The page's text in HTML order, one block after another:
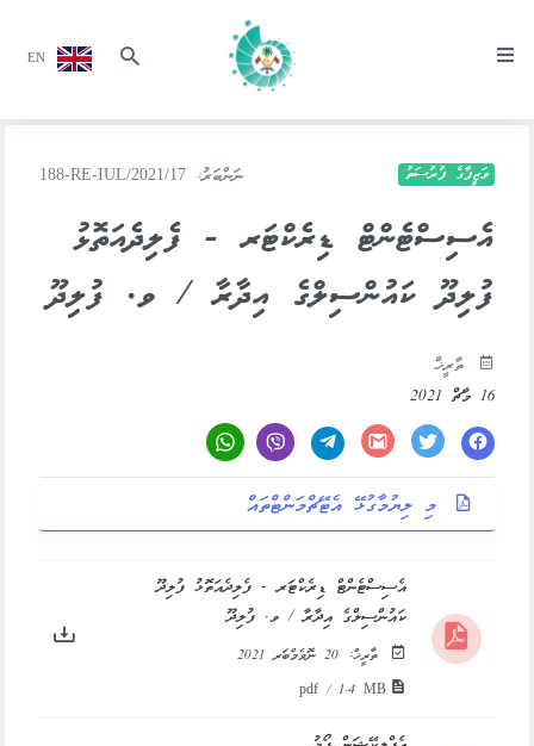
EN
ވަޒީފާގެ ފުރުސަތު ނަންބަރު: 188-RE-IUL/2021/17
އެސިސްޓެންޓް ޑިރެކްޓަރ - ފެލިދެއަތޮޅު
ފުލިދޫ ކައުންސިލްގެ އިދާރާ / ވ. ފުލިދޫ
ތާރީޚް
16 މާޗް 2021
މި ލިޔުމާގުޅޭ އެޓޭޗްމަންޓްތައް
އެސިސްޓެންޓް ޑިރެކްޓަރ - ފެލިދެއަތޮޅު ފުލިދޫ
ކައުންސިލްގެ އިދާރާ / ވ. ފުލިދޫ
ތާރީޚް:
20 ނޮވެމްބަރ 2021
pdf / 1.4 MB